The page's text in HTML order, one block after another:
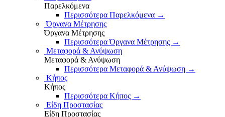
Παρελκόμενα
Περισσότερα Παρελκόμενα →
Όργανα Μέτρησης
Όργανα Μέτρησης
Περισσότερα Όργανα Μέτρησης →
Μεταφορά & Ανύψωση
Μεταφορά & Ανύψωση
Περισσότερα Μεταφορά & Ανύψωση →
Κήπος
Κήπος
Περισσότερα Κήπος →
Είδη Προστασίας
Είδη Προστασίας